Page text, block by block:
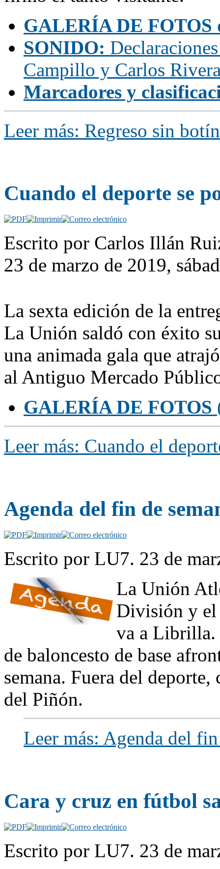
GALERÍA DE FOTOS
SONIDO:
Campillo y Carlos
Marcadores y
Leer más: Regreso sin
Cuando el deporte se
Escrito por Carlos Illán
23 de marzo de 2019,
La sexta edición de la
La Unión saldó con éxito
una animada gala que
al Antiguo Mercado
GALERÍA DE FOTOS
Leer más: Cuando el
Agenda del fin de
Escrito por LU7. 23 de
La Unión
División y el
va a Librilla.
de baloncesto de base
semana. Fuera del
del Piñón.
Leer más: Agenda del fin
Cara y cruz en fútbol
Escrito por LU7. 23 de